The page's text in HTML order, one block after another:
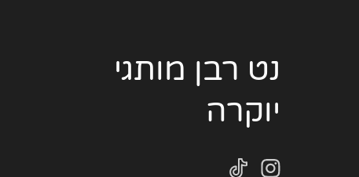
נט רבן מותגי
יוקרה